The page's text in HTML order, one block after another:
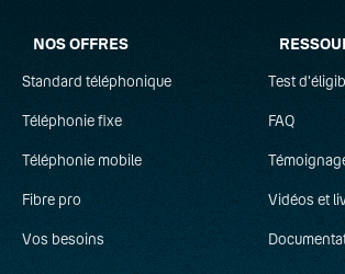
Bande passante
CTI
Centrex
NOS OFFRES
Standard téléphonique
Téléphonie fixe
Téléphonie mobile
Fibre pro
Vos besoins
Test
FAQ
Vidéos et